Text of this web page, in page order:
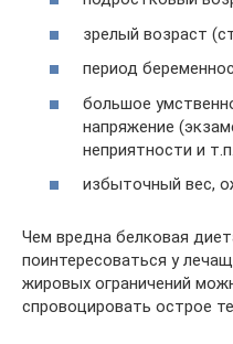
зрелый возраст
период
большое
напряжение
неприятности и
избыточный вес,
Чем вредна белковая
поинтересоваться у
жировых ограничений
спровоцировать острое